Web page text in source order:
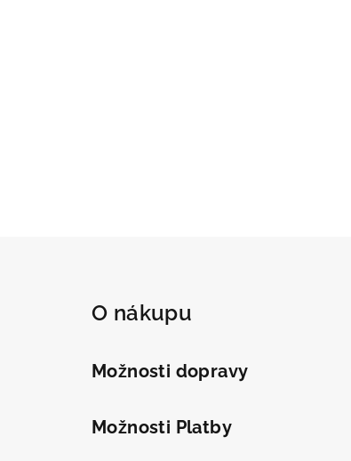
O nákupu
Možnosti dopravy
Možnosti Platby